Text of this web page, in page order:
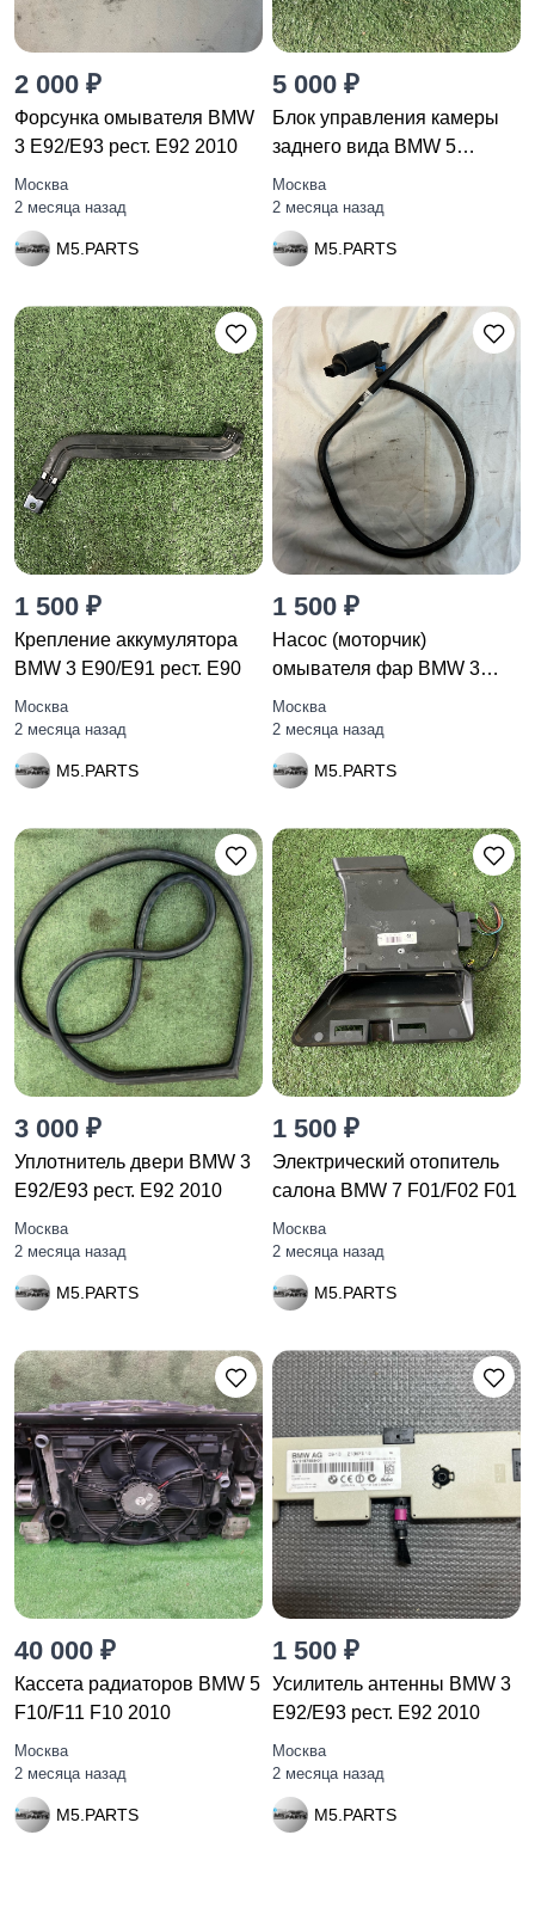
2 000 ₽
Форсунка омывателя BMW
3 E92/E93 рест. E92 2010
Москва
2 месяца назад
M5.PARTS
5 000 ₽
Блок управления камеры
заднего вида BMW 5
F10/F11
Москва
2 месяца назад
M5.PARTS
1 500 ₽
Крепление аккумулятора
BMW 3 E90/E91 рест. E90
Москва
2 месяца назад
M5.PARTS
1 500 ₽
Насос (моторчик)
омывателя фар BMW 3
E92/E93 рест.
Москва
2 месяца назад
M5.PARTS
3 000 ₽
Уплотнитель двери BMW 3
E92/E93 рест. E92 2010
Москва
2 месяца назад
M5.PARTS
1 500 ₽
Электрический отопитель
салона BMW 7 F01/F02 F01
Москва
2 месяца назад
M5.PARTS
40 000 ₽
Кассета радиаторов BMW 5
F10/F11 F10 2010
Москва
2 месяца назад
M5.PARTS
1 500 ₽
Усилитель антенны BMW 3
E92/E93 рест. E92 2010
Москва
2 месяца назад
M5.PARTS